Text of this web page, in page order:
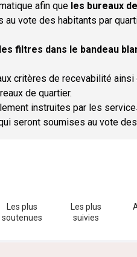
afin que les bureaux
vote des habitants par
filtres dans le bandeau
critères de recevabilité
de quartier.
instruites par les
seront soumises au vote
Les plus
soutenues
Les plus
suivies